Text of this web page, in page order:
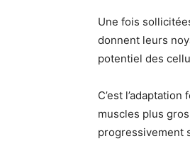
Une fois
donnent leurs
potentiel des
C’est
muscles plus
progressivement